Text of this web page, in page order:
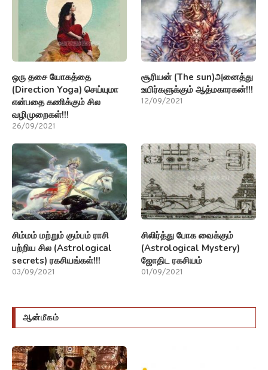
ஒரு தசை யோகத்தை
(Direction Yoga) செய்யுமா
என்பதை கணிக்கும் சில
வழிமுறைகள்!!!
26/09/2021
சூரியன் (The sun)அனைத்து
உயிர்களுக்கும் ஆத்மகாரகன்!!!
12/09/2021
சிம்மம் மற்றும் கும்பம் ராசி
பற்றிய சில (Astrological
secrets) ரகசியங்கள்!!!
03/09/2021
சிலிர்த்து போக வைக்கும்
(Astrological Mystery)
ஜோதிட ரகசியம்
01/09/2021
ஆன்மீகம்